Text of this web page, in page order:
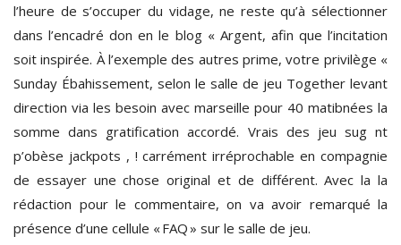
l’heure de s’occuper du vidage, ne reste qu’à sélectionner
dans l’encadré don en le blog « Argent, afin que l’incitation
soit inspirée. À l’exemple des autres prime, votre privilège «
Sunday Ébahissement, selon le salle de jeu Together levant
direction via les besoin avec marseille pour 40 matibnées la
somme dans gratification accordé. Vrais des jeu sug nt
p’obèse jackpots , ! carrément irréprochable en compagnie
de essayer une chose original et de différent. Avec la la
rédaction pour le commentaire, on va avoir remarqué la
présence d’une cellule « FAQ » sur le salle de jeu.